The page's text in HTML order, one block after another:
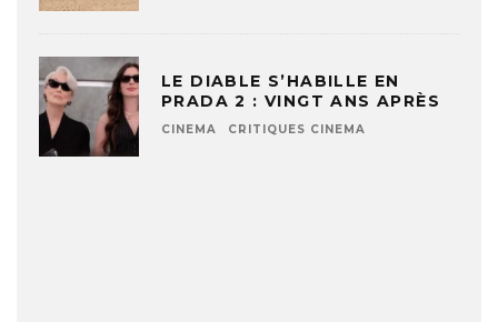
LE DIABLE S’HABILLE EN
PRADA 2 : VINGT ANS APRÈS
CINEMA CRITIQUES CINEMA